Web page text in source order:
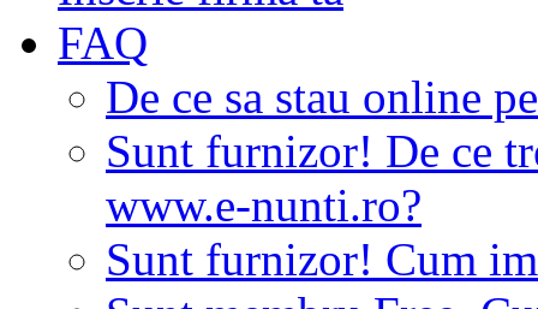
FAQ
De ce sa stau online
Sunt furnizor! De ce
www.e-nunti.ro?
Sunt furnizor! Cum